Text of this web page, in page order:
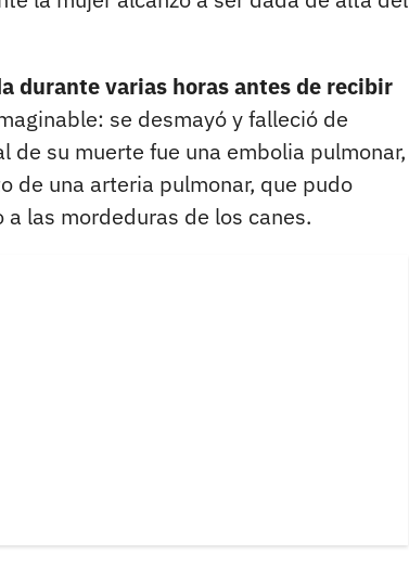
durante varias horas antes de recibir
se desmayó y falleció de
de su muerte fue una embolia pulmonar,
de una arteria pulmonar, que pudo
las mordeduras de los canes.